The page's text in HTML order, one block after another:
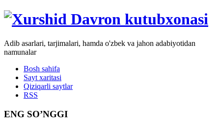
Adib asarlari, tarjimalari, hamda o'zbek va jahon adabiyotidan
namunalar
Bosh sahifa
Sayt xaritasi
Qiziqarli saytlar
RSS
ENG SO’NGGI